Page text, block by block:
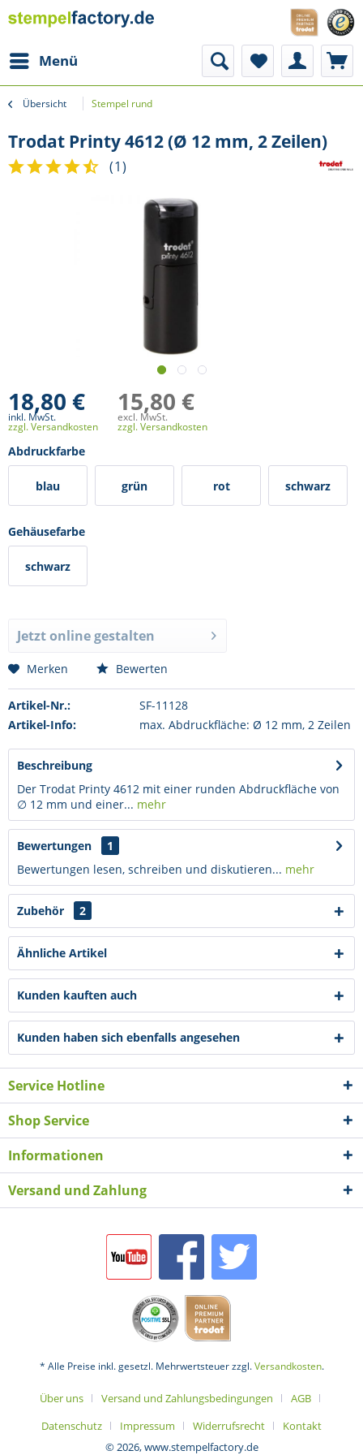
Menü
Übersicht Stempel rund
Trodat Printy 4612 (Ø 12 mm, 2 Zeilen)
(1)
18,80 €
inkl. MwSt.
zzgl. Versandkosten
15,80 €
excl. MwSt.
zzgl. Versandkosten
Abdruckfarbe
blau grün rot schwarz
Gehäusefarbe
schwarz
Jetzt online gestalten
Merken Bewerten
Artikel-Nr.:
SF-11128
Artikel-Info:
max. Abdruckfläche: Ø 12 mm, 2 Zeilen
Beschreibung
Der Trodat Printy 4612 mit einer runden Abdruckfläche von
∅ 12 mm und einer... mehr
Bewertungen
1
Bewertungen lesen, schreiben und diskutieren... mehr
Zubehör 2
Ähnliche Artikel
Kunden kauften auch
Kunden haben sich ebenfalls angesehen
Service Hotline
Shop Service
Informationen
Versand und Zahlung
* Alle Preise inkl. gesetzl. Mehrwertsteuer zzgl.Versandkosten.
Über uns Versand und Zahlungsbedingungen
AGB
Datenschutz
Impressum Widerrufsrecht
Kontakt
© 2026, www.stempelfactory.de